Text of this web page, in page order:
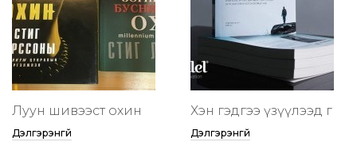
Луун шивээст охин
Дэлгэрэнгүй
Хэн гэдгээ үзүүлээд өг
Дэлгэрэнгүй